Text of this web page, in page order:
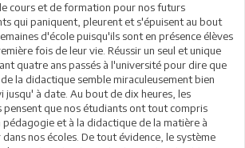
cours et de formation pour nos futurs
qui paniquent, pleurent et s'épuisent au bout
d'école puisqu'ils sont en présence élèves
fois de leur vie. Réussir un seul et unique
quatre ans passés à l'université pour dire que
la didactique semble miraculeusement bien
jusqu' à date. Au bout de dix heures, les
pensent que nos étudiants ont tout compris
pédagogie et à la didactique de la matière à
dans nos écoles. De tout évidence, le système